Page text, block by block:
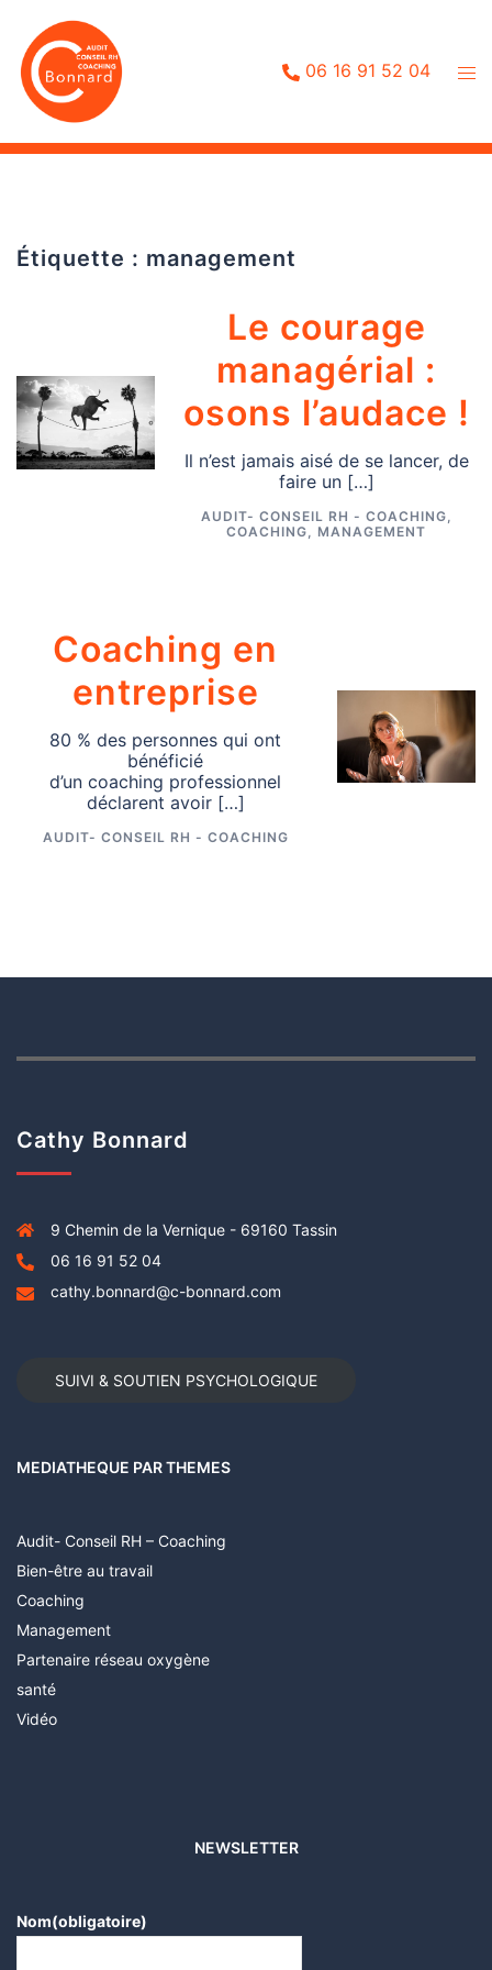
contenu
06 16 91 52 04
Étiquette : management
Le courage
managérial :
osons l’audace !
Il n’est jamais aisé de se lancer, de
faire un […]
AUDIT- CONSEIL RH - COACHING,
COACHING, MANAGEMENT
Coaching en
entreprise
80 % des personnes qui ont
bénéficié
d’un coaching professionnel
déclarent avoir […]
AUDIT- CONSEIL RH - COACHING
Cathy Bonnard
9 Chemin de la Vernique - 69160 Tassin
06 16 91 52 04
cathy.bonnard@c-bonnard.com
SUIVI & SOUTIEN PSYCHOLOGIQUE
MEDIATHEQUE PAR THEMES
Audit- Conseil RH – Coaching
Bien-être au travail
Coaching
Management
Partenaire réseau oxygène
santé
Vidéo
NEWSLETTER
Nom(obligatoire)